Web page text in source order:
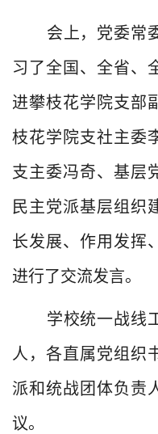
会上，党委常
习了全国、全省、
进攀枝花学院支部
枝花学院支社主委
支主委冯奇、基层
民主党派基层组织
长发展、作用发挥
进行了交流发言。
学校统一战线
人，各直属党组织
派和统战团体负责
议。